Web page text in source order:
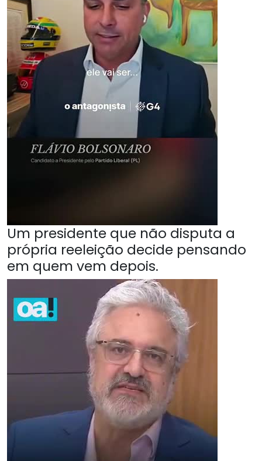
Um presidente que não disputa a
própria reeleição decide pensando
em quem vem depois.